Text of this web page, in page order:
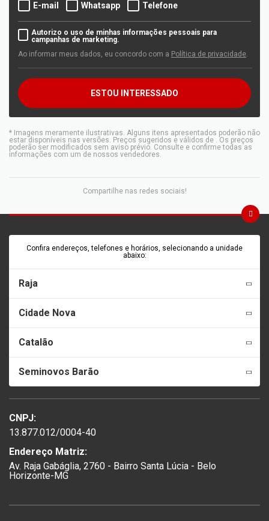
E-mail
Whatsapp Telefone
Autorizo o uso de minhas informações pessoais para
campanhas de marketing.
Ao informar meus dados, eu concordo com a Política de privacidade.
ESTOU INTERESSADO
* Imagens meramente ilustrativas. Alguns itens apresentados poderão não
estar disponíveis nas versões. Preços sugeridos e válidos de . Os preços
poderão ser modificados sem aviso prévio. Consulte e confirme todas as
informações com um de nossos vendedores.
Compartilhe nas redes sociais!
Confira endereços, telefones e horários, selecionando a unidade
abaixo:
Raja
Cidade Nova
Catalão
Seminovos Barão
CNPJ:
13.877.012/0004-40
Endereço Matriz:
Av. Raja Gabáglia, 2760 - Bairro Santa Lúcia - Belo
Horizonte-MG